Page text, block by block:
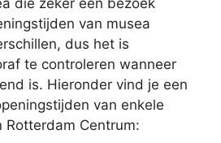
die zeker een bezoek
van musea
dus het is
te controleren wanneer
is. Hieronder vind je een
van enkele
Rotterdam Centrum: